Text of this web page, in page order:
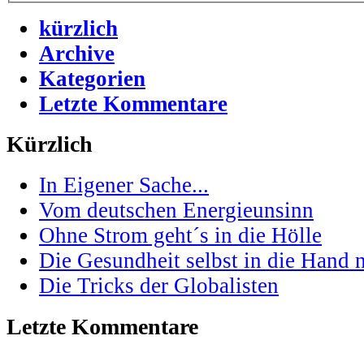
kürzlich
Archive
Kategorien
Letzte Kommentare
Kürzlich
In Eigener Sache...
Vom deutschen Energieunsinn
Ohne Strom geht´s in die Hölle
Die Gesundheit selbst in die Hand
Die Tricks der Globalisten
Letzte Kommentare